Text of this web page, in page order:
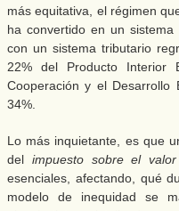
más equitativa, el régimen
ha convertido en un
con un sistema tributario
22% del Producto Interior
Cooperación y el Desarrollo
34%.
Lo más inquietante, es que
del impuesto sobre el
esenciales, afectando, qué
modelo de inequidad se